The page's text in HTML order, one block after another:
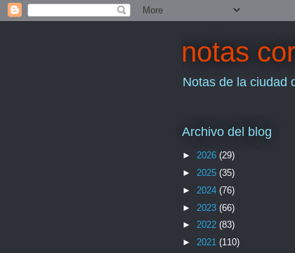
notas
Notas de la ciudad
Archivo del blog
► 2026 (29)
► 2025 (35)
► 2024 (76)
► 2023 (66)
► 2022 (83)
► 2021 (110)